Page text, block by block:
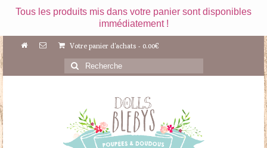
Tous les produits mis dans votre panier sont disponibles
immédiatement !
Votre panier d'achats - 0.00€
Rechercher
: